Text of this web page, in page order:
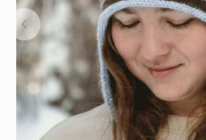
pani-markevich2024@yandex.ru
WhatsApp
Instagram*